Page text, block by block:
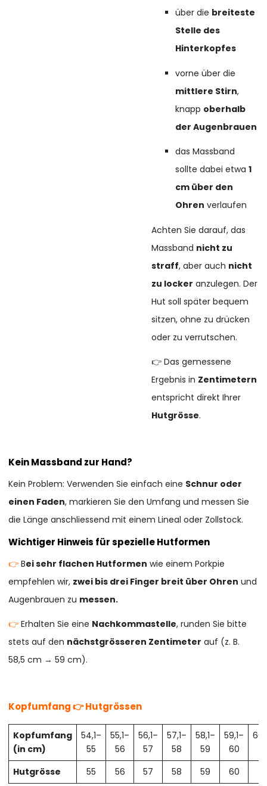
über die breiteste
Stelle des
Hinterkopfes
vorne über die
mittlere Stirn,
knapp oberhalb
der Augenbrauen
das Massband
sollte dabei etwa1
cm über den
Ohren verlaufen
Achten Sie darauf, das
Massband nicht zu
straff, aber auch nicht
zu locker anzulegen. Der
Hut soll später bequem
sitzen, ohne zu drücken
oder zu verrutschen.
👉 Das gemessene
Ergebnis in Zentimetern
entspricht direkt Ihrer
Hutgrösse.
Kein Massband zur Hand?
Kein Problem: Verwenden Sie einfach eine Schnur oder
einen Faden, markieren Sie den Umfang und messen Sie
die Länge anschliessend mit einem Lineal oder Zollstock.
Wichtiger Hinweis für spezielle Hutformen
👉Bei sehr flachen Hutformen wie einem Porkpie
empfehlen wir, zwei bis drei Finger breit über Ohren und
Augenbrauen zu messen.
👉Erhalten Sie eine Nachkommastelle, runden Sie bitte
stets auf den nächstgrösseren Zentimeter auf (z. B.
58,5 cm → 59 cm).
Kopfumfang 👉 Hutgrössen
Kopfumfang
(in cm)
54,1–
55
55,1–
56
56,1–
57
57,1–
58
58,1–
59
59,1–
60
Hutgrösse
55 56 57 58 59 60